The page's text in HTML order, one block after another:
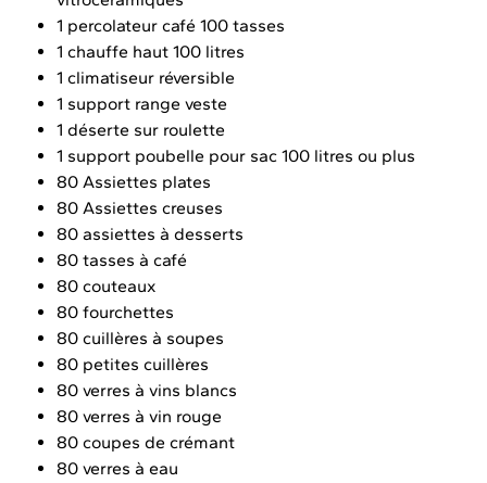
1 percolateur café 100 tasses
1 chauffe haut 100 litres
1 climatiseur réversible
1 support range veste
1 déserte sur roulette
1 support poubelle pour sac 100 litres ou plus
80 Assiettes plates
80 Assiettes creuses
80 assiettes à desserts
80 tasses à café
80 couteaux
80 fourchettes
80 cuillères à soupes
80 petites cuillères
80 verres à vins blancs
80 verres à vin rouge
80 coupes de crémant
80 verres à eau